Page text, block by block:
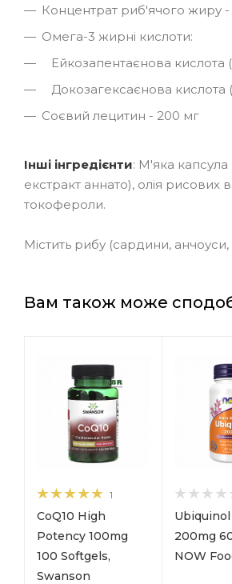
Концентрат риб'ячого жиру
Омега-3 жирні кислоти:
Ейкозапентаєнова кислота
Докозагексаєнова кислота
Соєвий лецитин - 200 мг
Інші інгредієнти: М'яка
екстракт аннато), олія рисових
токофероли.
Містить рибу (сардини, анчоуси,
Вам також може
1
CoQ10 High
Potency 100mg
100 Softgels,
Swanson
Ubiquinol
200mg
NOW